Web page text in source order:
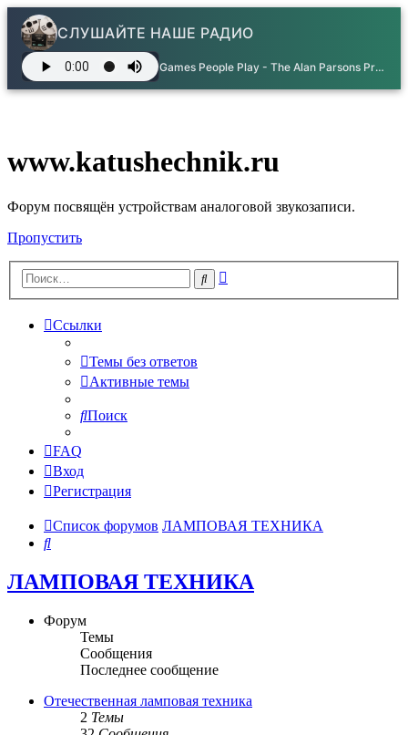
СЛУШАЙТЕ НАШЕ РАДИО
Games People Play - The Alan Parsons Project
www.katushechnik.ru
Форум посвящён устройствам аналоговой звукозаписи.
Пропустить
Поиск
Ссылки
Темы без ответов
Активные темы
Поиск
FAQ
Вход
Регистрация
Список форумов ЛАМПОВАЯ ТЕХНИКА
Поиск
ЛАМПОВАЯ ТЕХНИКА
Форум
Темы
Сообщения
Последнее сообщение
Отечественная ламповая техника
2 Темы